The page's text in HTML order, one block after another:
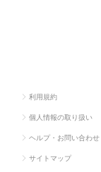
利用規約
個人情報の取り扱い
ヘルプ・お問い合わせ
サイトマップ